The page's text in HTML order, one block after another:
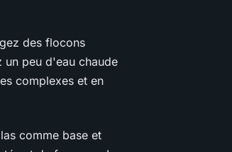
des flocons
peu d'eau chaude
complexes et en
comme base et